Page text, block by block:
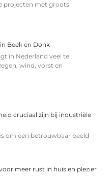
projecten met groots
Beek en Donk
in Nederland veel te
wind, vorst en
cruciaal zijn bij industriële
om een betrouwbaar beeld
meer rust in huis en plezier